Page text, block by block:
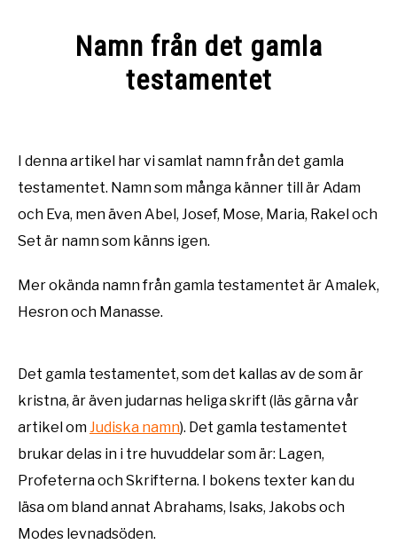
Namn från det gamla
testamentet
in
Namn
I denna artikel har vi samlat namn från det gamla
testamentet. Namn som många känner till är Adam
och Eva, men även Abel, Josef, Mose, Maria, Rakel och
Set är namn som känns igen.
Mer okända namn från gamla testamentet är Amalek,
Hesron och Manasse.
Det gamla testamentet, som det kallas av de som är
kristna, är även judarnas heliga skrift (läs gärna vår
artikel omJudiska namn). Det gamla testamentet
brukar delas in i tre huvuddelar som är: Lagen,
Profeterna och Skrifterna. I bokens texter kan du
läsa om bland annat Abrahams, Isaks, Jakobs och
Modes levnadsöden.